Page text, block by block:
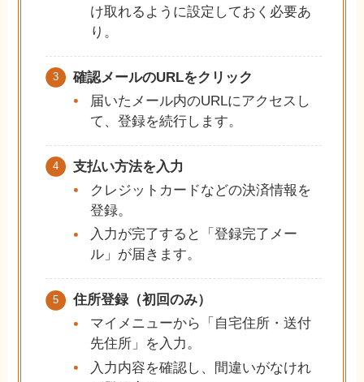
け取れるように設定しておく必要あ
り。
確認メールのURLをクリック
届いたメール内のURLにアクセスし
て、登録を続行します。
支払い方法を入力
クレジットカードなどの決済情報を
登録。
入力が完了すると「登録完了メー
ル」が届きます。
住所登録（初回のみ）
マイメニューから「自宅住所・送付
先住所」を入力。
入力内容を確認し、間違いがなけれ